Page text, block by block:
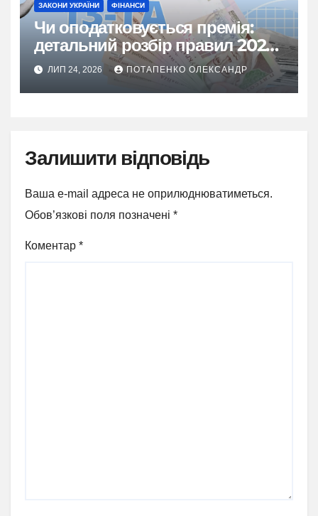
ЗАКОНИ УКРАЇНИ ФІНАНСИ
Чи оподатковується премія:
детальний розбір правил 2026
року
ЛИП 24, 2026 ПОТАПЕНКО ОЛЕКСАНДР
Залишити відповідь
Ваша e-mail адреса не оприлюднюватиметься.
Обов’язкові поля позначені *
Коментар *